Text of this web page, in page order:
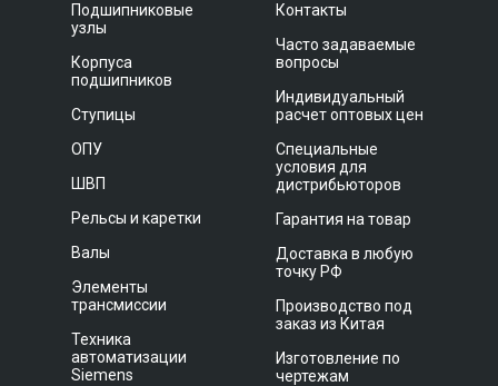
Подшипниковые
узлы
Корпуса
подшипников
Ступицы
ОПУ
ШВП
Рельсы и каретки
Валы
Элементы
трансмиссии
Техника
автоматизации
Siemens
Контакты
Часто задаваемые
вопросы
Индивидуальный
расчет оптовых цен
Специальные
условия для
дистрибьюторов
Гарантия на товар
Доставка в любую
точку РФ
Производство под
заказ из Китая
Изготовление по
чертежам